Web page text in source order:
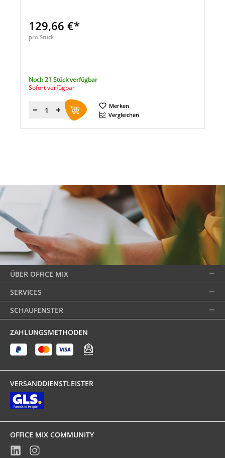
129,66 €*
pro Stück
Noch 21 Stück verfügbar
Sofort verfügbar
Menge
Merken
Vergleichen
ÜBER OFFICE MIX
SERVICES
SCHAUFENSTER
ZAHLUNGSMETHODEN
VERSANDDIENSTLEISTER
OFFICE MIX COMMUNITY